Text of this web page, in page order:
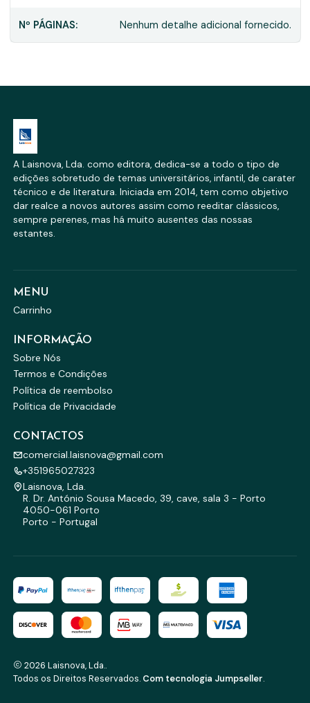
Nº PÁGINAS: Nenhum detalhe adicional fornecido.
A Laisnova, Lda. como editora, dedica-se a todo o tipo de
edições sobretudo de temas universitários, infantil, de carater
técnico e de literatura. Iniciada em 2014, tem como objetivo
dar realce a novos autores assim como reeditar clássicos,
sempre perenes, mas há muito ausentes das nossas
estantes.
MENU
Carrinho
INFORMAÇÃO
Sobre Nós
Termos e Condições
Política de reembolso
Política de Privacidade
CONTACTOS
comercial.laisnova@gmail.com
+351965027323
Laisnova, Lda.
R. Dr. António Sousa Macedo, 39, cave, sala 3 - Porto
4050-061 Porto
Porto - Portugal
2026 Laisnova, Lda..
Todos os Direitos Reservados. Com tecnologia Jumpseller.